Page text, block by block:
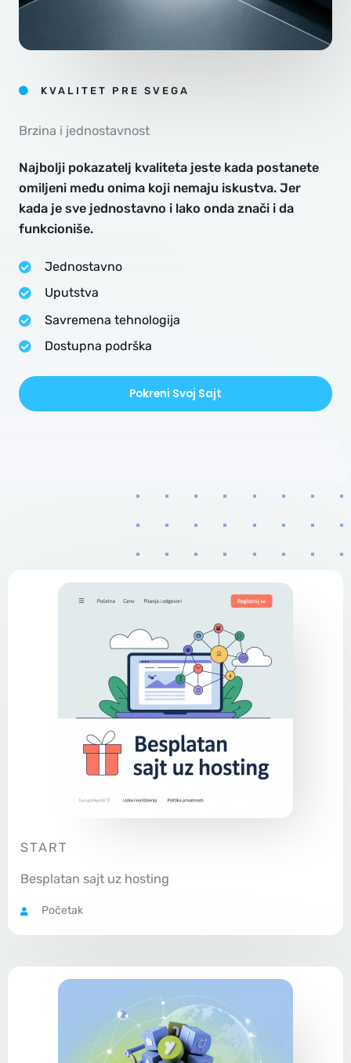
KVALITET PRE SVEGA
Brzina i jednostavnost
Najbolji pokazatelj kvaliteta jeste kada postanete
omiljeni među onima koji nemaju iskustva. Jer
kada je sve jednostavno i lako onda znači i da
funkcioniše.
Jednostavno
Uputstva
Savremena tehnologija
Dostupna podrška
Pokreni Svoj Sajt
START
Besplatan sajt uz hosting
Početak